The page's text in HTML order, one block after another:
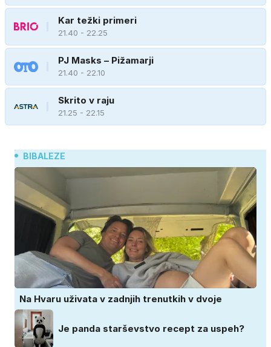
Kar težki primeri
21.40 - 22.25
PJ Masks – Pižamarji
21.40 - 22.10
Skrito v raju
21.25 - 22.15
BIBALEZE
Na Hvaru uživata v zadnjih trenutkih v dvoje
Je panda starševstvo recept za uspeh?